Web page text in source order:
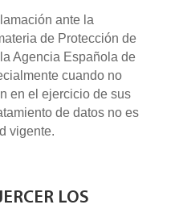
ante la
de Protección de
Agencia Española de
cuando no
en el ejercicio de sus
de datos no es
vigente.
LOS